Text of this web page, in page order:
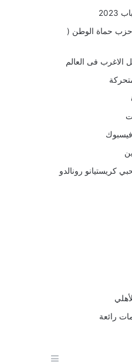
حماة الوطن (
فى العالم
كريستيانو رونالدو